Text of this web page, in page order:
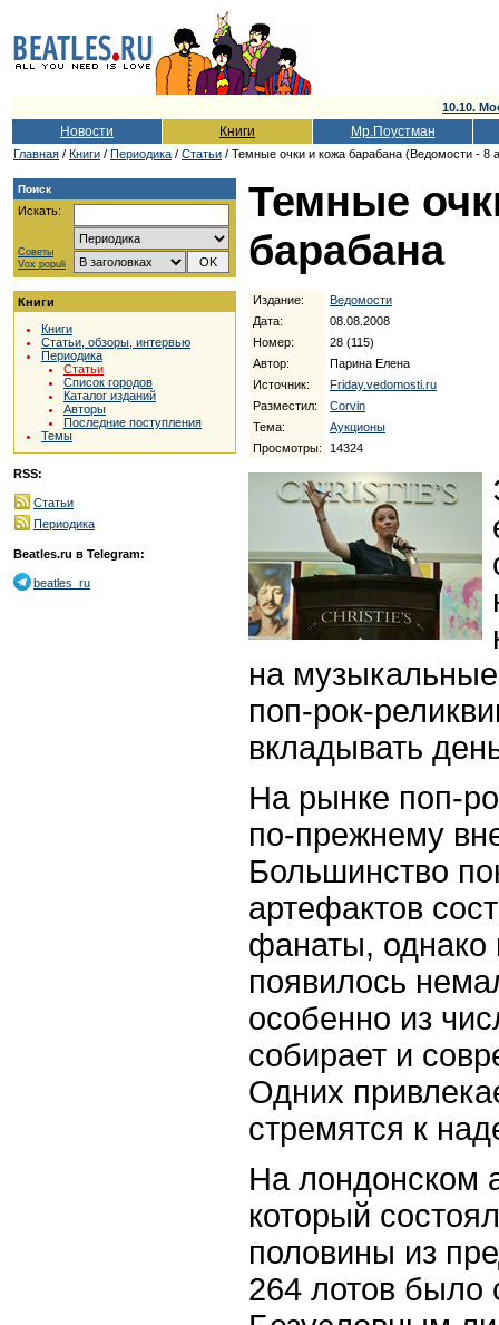
10.10.
Новости Книги Мр.Поустман
Главная / Книги / Периодика / Статьи / Темные очки и кожа барабана (Ведомости - 8
Поиск
Искать:
Советы
Vox populi
Книги
Книги
Статьи, обзоры, интервью
Периодика
Статьи
Список городов
Каталог изданий
Авторы
Последние поступления
Темы
RSS:
Статьи
Периодика
Beatles.ru в Telegram:
beatles_ru
Темные
барабана
Издание:
Ведомости
Дата:
08.08.2008
Номер:
28 (115)
Автор:
Парина Елена
Источник:
Friday.vedomosti.ru
Разместил:
Corvin
Тема:
Аукционы
Просмотры:
14324
на
поп-рок-
вкладывать
На рынке поп-
по-прежнему
Большинство
артефактов
фанаты, однако
появилось
особенно из
собирает и
Одних
стремятся к
На лондонском
который
половины из
264 лотов было